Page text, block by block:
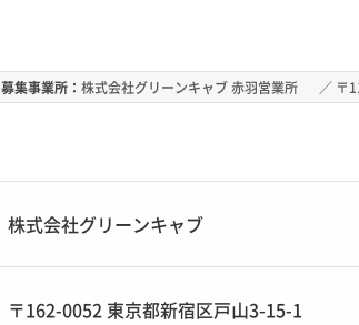
募集事業所： 株式会社グリーンキャブ 赤羽営業所 ／ 〒
株式会社グリーンキャブ
〒162-0052 東京都新宿区戸山3-15-1